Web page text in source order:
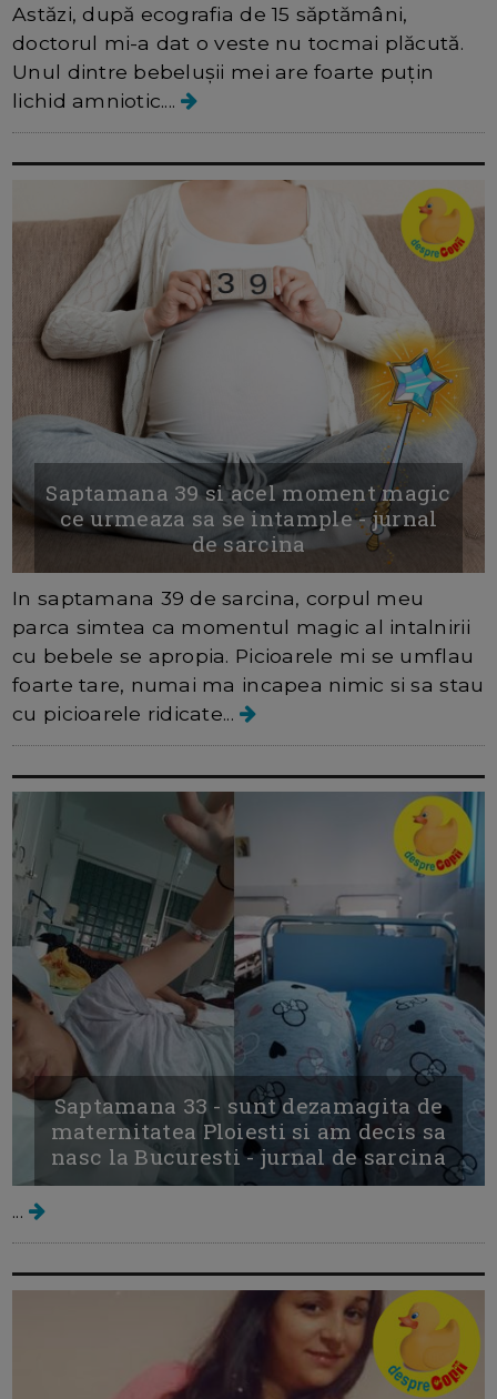
Astăzi, după ecografia de 15 săptămâni,
doctorul mi-a dat o veste nu tocmai plăcută.
Unul dintre bebelușii mei are foarte puțin
lichid amniotic....
Saptamana 39 si acel moment magic
ce urmeaza sa se intample - jurnal
de sarcina
In saptamana 39 de sarcina, corpul meu
parca simtea ca momentul magic al intalnirii
cu bebele se apropia. Picioarele mi se umflau
foarte tare, numai ma incapea nimic si sa stau
cu picioarele ridicate...
Saptamana 33 - sunt dezamagita de
maternitatea Ploiesti si am decis sa
nasc la Bucuresti - jurnal de sarcina
...